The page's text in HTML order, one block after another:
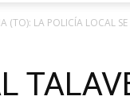
(TO): LA POLICÍA LOCAL